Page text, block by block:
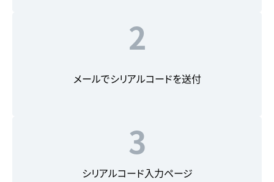
2
メールでシリアルコードを送付
3
シリアルコード入力ページ